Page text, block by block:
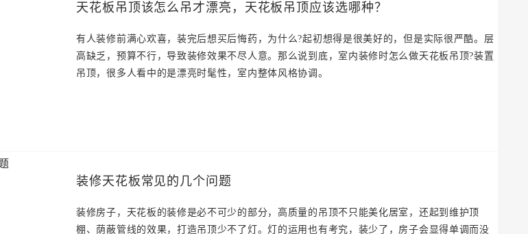
天花板吊顶该怎么吊才漂亮，天花板吊顶应该选哪种？
有人装修前满心欢喜，装完后想买后悔药，为什么?起初想得是很美好的，但是实际很严酷。层
高缺乏，预算不行，导致装修效果不尽人意。那么说到底，室内装修时怎么做天花板吊顶?装置
吊顶，很多人看中的是漂亮时髦性，室内整体风格协调。
装修天花板常见的几个问题
装修房子，天花板的装修是必不可少的部分，高质量的吊顶不只能美化居室，还起到维护顶
棚、荫蔽管线的效果，打造吊顶少不了灯。灯的运用也有考究，装少了，房子会显得单调而没